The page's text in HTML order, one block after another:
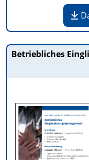
Betriebliches